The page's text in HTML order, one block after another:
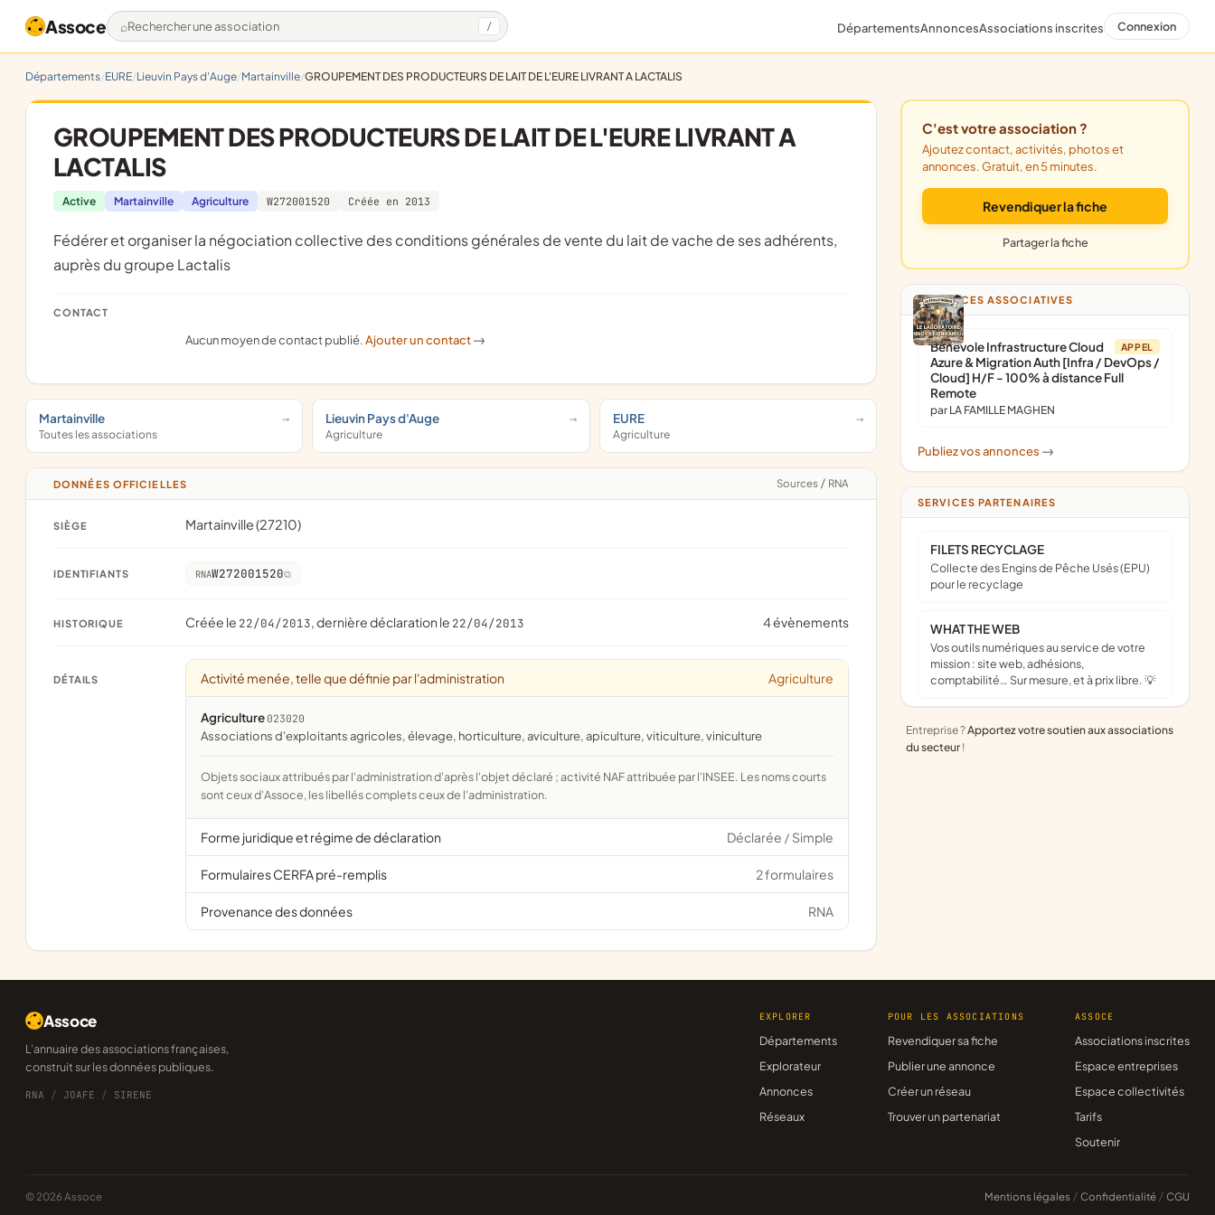
Assoce Rechercher une association / DépartementsAnnoncesAssociations inscrites Connexion
Départements EURE Lieuvin Pays d'Auge Martainville GROUPEMENT DES PRODUCTEURS DE LAIT DE L'EURE LIVRANT A LACTALIS
GROUPEMENT DES PRODUCTEURS DE LAIT DE L'EURE LIVRANT A
LACTALIS
Active Martainville Agriculture W272001520 Créée en 2013
fédérer et organiser la négociation collective des conditions générales de vente du lait de vache de ses adhérents,
auprès du groupe Lactalis
CONTACT
Aucun moyen de contact publié.Ajouter un contact ->
Martainville
Toutes les associations
Lieuvin Pays d'Auge
Agriculture
EURE
Agriculture
DONNÉES OFFICIELLES Sources / RNA
SIÈGE Martainville (27210)
IDENTIFIANTS RNAW272001520
HISTORIQUE Créée le 22/04/2013, dernière déclaration le 22/04/2013 4 évènements
DÉTAILS Activité menée, telle que définie par l'administration Agriculture
Agriculture 023020
associations d'exploitants agricoles, élevage, horticulture, aviculture, apiculture, viticulture, viniculture
Objets sociaux attribués par l'administration d'après l'objet déclaré ; activité NAF attribuée par l'INSEE. Les noms courts
sont ceux d'Assoce, les libellés complets ceux de l'administration.
Forme juridique et régime de déclaration Déclarée / Simple
Formulaires CERFA pré-remplis 2 formulaires
Provenance des données RNA
C'est votre association ?
Ajoutez contact, activités, photos et
annonces. Gratuit, en 5 minutes.
Revendiquer la fiche
Partager la fiche
ANNONCES ASSOCIATIVES
APPEL
Bénévole Infrastructure Cloud
Azure & Migration Auth [Infra / DevOps /
Cloud] H/F - 100% à distance Full
Remote
par LA FAMILLE MAGHEN
Publiez vos annonces ->
SERVICES PARTENAIRES
FILETS RECYCLAGE
Collecte des Engins de Pêche Usés (EPU)
pour le recyclage
WHAT THE WEB
Vos outils numériques au service de votre
mission : site web, adhésions,
comptabilité… Sur mesure, et à prix libre. 💡
Entreprise ?Apportez votre soutien aux associations
du secteur !
Assoce
L'annuaire des associations françaises,
construit sur les données publiques.
RNA / JOAFE / SIRENE
EXPLORER
Départements
Explorateur
Annonces
Réseaux
POUR LES ASSOCIATIONS
Revendiquer sa fiche
Publier une annonce
Créer un réseau
Trouver un partenariat
ASSOCE
Associations inscrites
Espace entreprises
Espace collectivités
Tarifs
Soutenir
© 2026 Assoce Mentions légales / Confidentialité / CGU